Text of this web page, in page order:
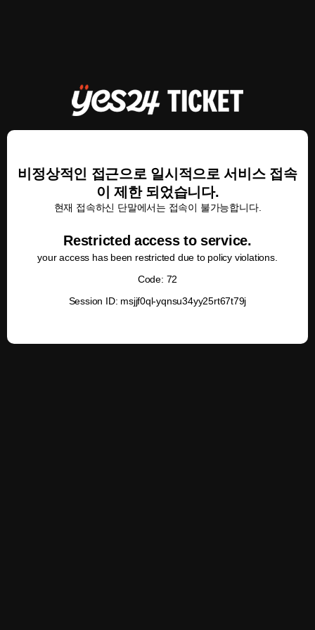
비정상적인 접근으로 일시적으로 서비스 접속
이 제한 되었습니다.
현재 접속하신 단말에서는 접속이 불가능합니다.
Restricted access to service.
your access has been restricted due to policy violations.
Code: 72
Session ID: msjjf0ql-yqnsu34yy25rt67t79j